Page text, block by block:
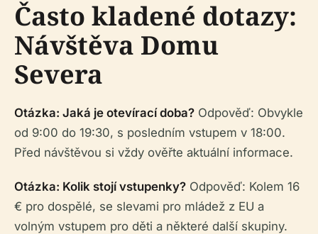
Často kladené dotazy:
Návštěva Domu
Severa
Otázka: Jaká je otevírací doba? Odpověď: Obvykle
od 9:00 do 19:30, s posledním vstupem v 18:00.
Před návštěvou si vždy ověřte aktuální informace.
Otázka: Kolik stojí vstupenky? Odpověď: Kolem 16
€ pro dospělé, se slevami pro mládež z EU a
volným vstupem pro děti a některé další skupiny.